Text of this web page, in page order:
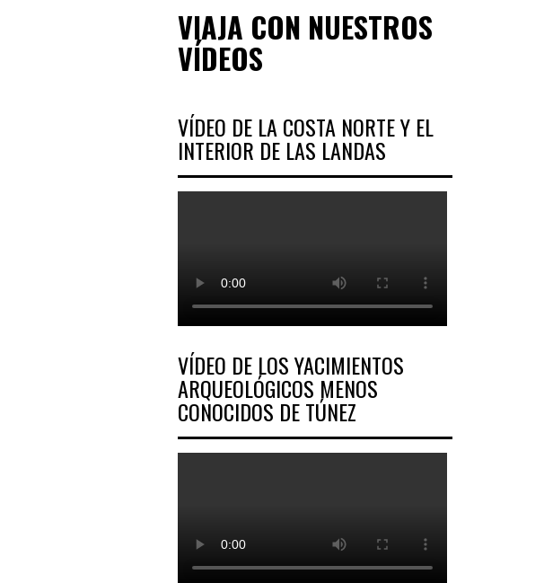
VIAJA CON NUESTROS
VÍDEOS
VÍDEO DE LA COSTA NORTE Y EL
INTERIOR DE LAS LANDAS
VÍDEO DE LOS YACIMIENTOS
ARQUEOLÓGICOS MENOS
CONOCIDOS DE TÚNEZ